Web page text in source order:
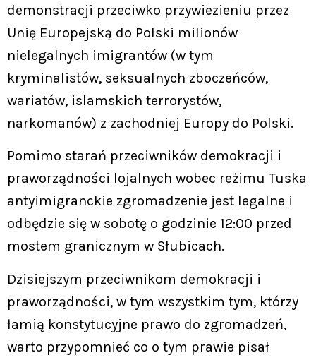
demonstracji przeciwko przywiezieniu przez
Unię Europejską do Polski milionów
nielegalnych imigrantów (w tym
kryminalistów, seksualnych zboczeńców,
wariatów, islamskich terrorystów,
narkomanów) z zachodniej Europy do Polski.
Pomimo starań przeciwników demokracji i
praworządności lojalnych wobec reżimu Tuska
antyimigranckie zgromadzenie jest legalne i
odbędzie się w sobotę o godzinie 12:00 przed
mostem granicznym w Słubicach.
Dzisiejszym przeciwnikom demokracji i
praworządności, w tym wszystkim tym, którzy
łamią konstytucyjne prawo do zgromadzeń,
warto przypomnieć co o tym prawie pisał